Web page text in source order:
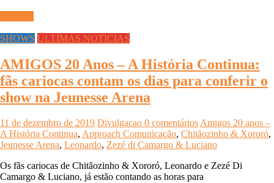
SHOWS ÚLTIMAS NOTÍCIAS
AMIGOS 20 Anos – A História Continua:
fãs cariocas contam os dias para conferir o
show na Jeunesse Arena
11 de dezembro de 2019 Divulgacao 0 comentáriosAmigos 20 anos –
A História Continua, Approach Comunicação, Chitãozinho & Xororó,
Jeunesse Arena, Leonardo, Zezé di Camargo & Luciano
Os fãs cariocas de Chitãozinho & Xororó, Leonardo e Zezé Di
Camargo & Luciano, já estão contando as horas para